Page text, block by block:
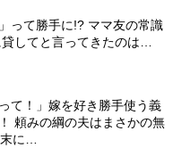
って勝手に!? ママ友の常識
してと言ってきたのは…
て！」嫁を好き勝手使う義
頼みの綱の夫はまさかの無
末に…